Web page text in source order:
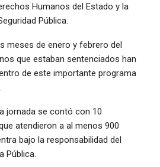
Humanos del Estado y la
Pública.
meses de enero y febrero del
que estaban sentenciados han
de este importante programa
jornada se contó con 10
atendieron a al menos 900
bajo la responsabilidad del
Pública.